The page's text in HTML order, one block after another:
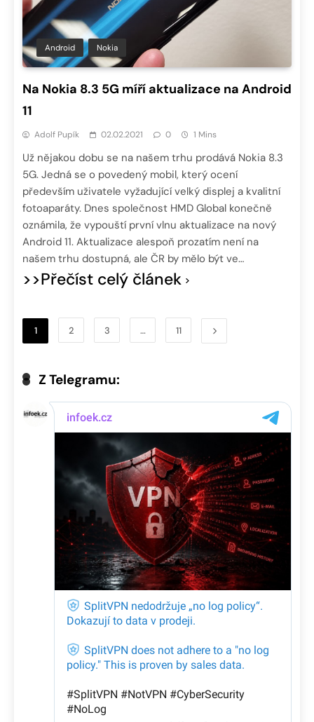
Android Nokia
Na Nokia 8.3 5G míří aktualizace na Android
11
Adolf Pupík 02.02.2021 0 1 Mins
Už nějakou dobu se na našem trhu prodává Nokia 8.3
5G. Jedná se o povedený mobil, který ocení
především uživatele vyžadující velký displej a kvalitní
fotoaparáty. Dnes společnost HMD Global konečně
oznámila, že vypouští první vlnu aktualizace na nový
Android 11. Aktualizace alespoň prozatím není na
našem trhu dostupná, ale ČR by mělo být ve…
>>Přečíst celý článek
1 2 3 … 11
Z Telegramu: